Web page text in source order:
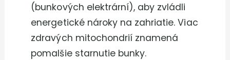
(bunkových elektrární), aby zvládli
energetické nároky na zahriatie. Viac
zdravých mitochondrií znamená
pomalšie starnutie bunky.